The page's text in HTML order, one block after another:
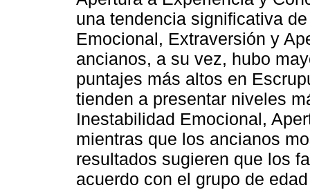
una tendencia significativa
Emocional, Extraversión y
ancianos, a su vez, hubo
puntajes más altos en
tienden a presentar niveles
Inestabilidad Emocional,
mientras que los ancianos
resultados sugieren que los
acuerdo con el grupo de